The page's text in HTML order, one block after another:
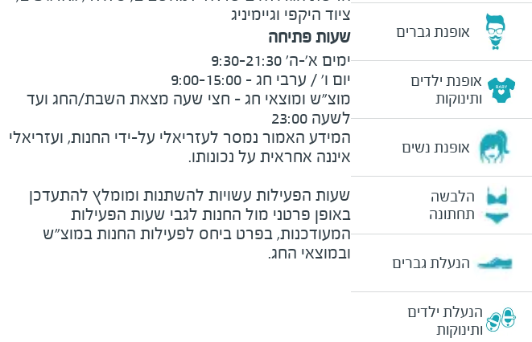
אופנת גברים
אופנת ילדים
ותינוקות
אופנת נשים
הלבשה
תחתונה
הנעלת גברים
הנעלת ילדים
ותינוקות
ציוד היקפי וגיימיניג
שעות פתיחה
לשעה 23:00
המידע האמור נמסר לעזריאלי על-ידי החנות, ועזריאלי
שעות הפעילות עשויות להשתנות ומומלץ להתעדכן
באופן פרטני מול החנות לגבי שעות הפעילות
המעודכנות, בפרט ביחס לפעילות החנות במוצ"ש
ובמוצאי החג.